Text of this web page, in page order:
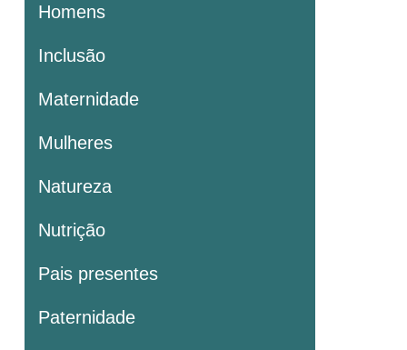
Homens
Inclusão
Maternidade
Mulheres
Natureza
Nutrição
Pais presentes
Paternidade